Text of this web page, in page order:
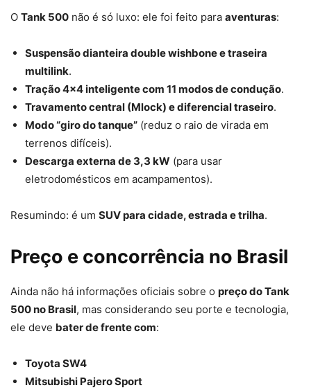
O Tank 500 não é só luxo: ele foi feito para aventuras:
Suspensão dianteira double wishbone e traseira
multilink.
Tração 4×4 inteligente com 11 modos de condução.
Travamento central (Mlock) e diferencial traseiro.
Modo “giro do tanque” (reduz o raio de virada em
terrenos difíceis).
Descarga externa de 3,3 kW (para usar
eletrodomésticos em acampamentos).
Resumindo: é um SUV para cidade, estrada e trilha.
Preço e concorrência no Brasil
Ainda não há informações oficiais sobre o preço do Tank
500 no Brasil, mas considerando seu porte e tecnologia,
ele deve bater de frente com:
Toyota SW4
Mitsubishi Pajero Sport